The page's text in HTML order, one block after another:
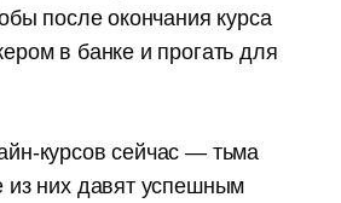
после окончания курса
в банке и прогать для
курсов сейчас — тьма
них давят успешным